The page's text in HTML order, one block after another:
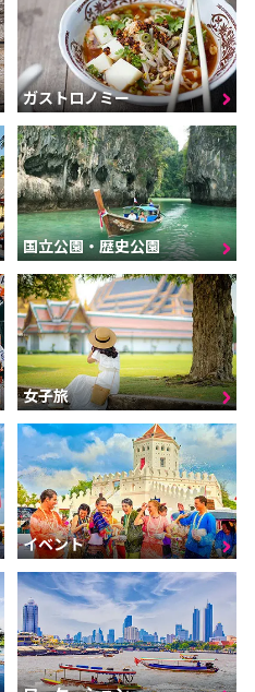
ガストロノミー
国立公園・歴史公園
女子旅
イベント